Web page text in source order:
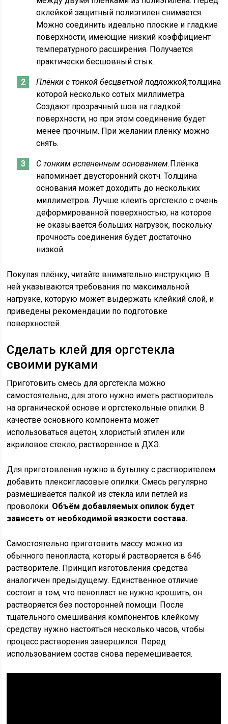
оклейкой защитный полиэтилен снимается.
Можно соединить идеально плоские и гладкие
поверхности, имеющие низкий коэффициент
температурного расширения. Получается
практически бесшовный стык.
Плёнки с тонкой бесцветной подложкой,толщина
которой несколько сотых миллиметра.
Создают прозрачный шов на гладкой
поверхности, но при этом соединение будет
менее прочным. При желании плёнку можно
снять.
С тонким вспененным основанием.Плёнка
напоминает двусторонний скотч. Толщина
основания может доходить до нескольких
миллиметров. Лучше клеить оргстекло с очень
деформированной поверхностью, на которое
не оказывается больших нагрузок, поскольку
прочность соединения будет достаточно
низкой.
Покупая плёнку, читайте внимательно инструкцию. В
ней указываются требования по максимальной
нагрузке, которую может выдержать клейкий слой, и
приведены рекомендации по подготовке
поверхностей.
Сделать клей для оргстекла
своими руками
Приготовить смесь для оргстекла можно
самостоятельно, для этого нужно иметь растворитель
на органической основе и оргстекольные опилки. В
качестве основного компонента может
использоваться ацетон, хлористый этилен или
акриловое стекло, растворенное в ДХЭ.
Для приготовления нужно в бутылку с растворителем
добавить плексигласовые опилки. Смесь регулярно
размешивается палкой из стекла или петлей из
проволоки. Объём добавляемых опилок будет
зависеть от необходимой вязкости состава.
Самостоятельно приготовить массу можно из
обычного пенопласта, который растворяется в 646
растворителе. Принцип изготовления средства
аналогичен предыдущему. Единственное отличие
состоит в том, что пенопласт не нужно крошить, он
растворяется без посторонней помощи. После
тщательного смешивания компонентов клейкому
средству нужно настояться несколько часов, чтобы
процесс растворения завершился. Перед
использованием состав снова перемешивается.